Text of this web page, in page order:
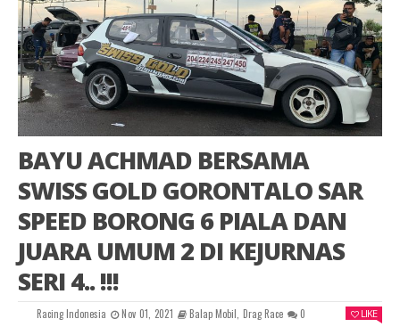
BAYU ACHMAD BERSAMA
SWISS GOLD GORONTALO SAR
SPEED BORONG 6 PIALA DAN
JUARA UMUM 2 DI KEJURNAS
SERI 4.. !!!
Racing Indonesia Nov 01, 2021 Balap Mobil, Drag Race 0 LIKE